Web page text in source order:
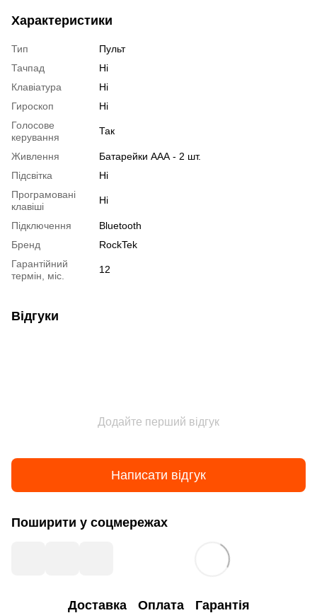
Характеристики
Тип
Пульт
Тачпад
Ні
Клавіатура
Ні
Гироскоп
Ні
Голосове
керування
Так
Живлення
Батарейки ААА - 2 шт.
Підсвітка
Ні
Програмовані
клавіші
Ні
Підключення
Bluetooth
Бренд
RockTek
Гарантійний
термін, міс.
12
Відгуки
Додайте перший відгук
Написати відгук
Поширити у соцмережах
Доставка Оплата Гарантія